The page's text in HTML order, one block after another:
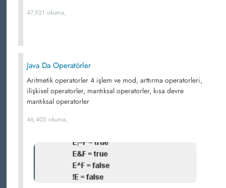
47,921 okuma,
Java Da Operatörler
Aritmetik operatorler 4 işlem ve mod, arttırma operatorleri,
ilişkisel operatorler, mantıksal operatorler, kısa devre
mantıksal operatorler
46,405 okuma,